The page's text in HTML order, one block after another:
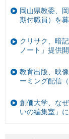
岡山県教委、
期付職員）を
クリサク、暗
ノート」提供
教育出版、映
ーミング配信
創価大学、な
いの編集室」